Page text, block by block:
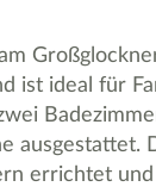
ist ideal für
ausgestattet.
errichtet